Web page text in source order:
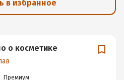
в избранное
о косметике
Премиум